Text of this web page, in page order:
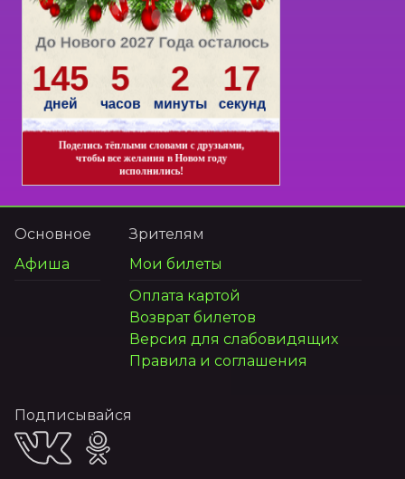
Основное
Афиша
Зрителям
Мои билеты
Оплата картой
Возврат билетов
Версия для слабовидящих
Правила и соглашения
Подписывайся